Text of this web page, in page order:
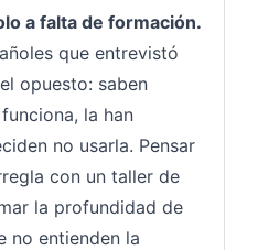
a falta de formación.
que entrevistó
opuesto: saben
la han
no usarla. Pensar
con un taller de
la profundidad de
no entienden la